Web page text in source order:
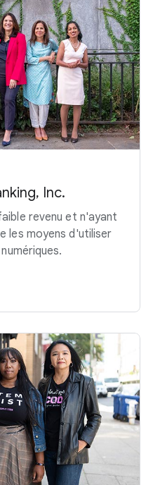
Inc.
revenu et n'ayant
les moyens d'utiliser